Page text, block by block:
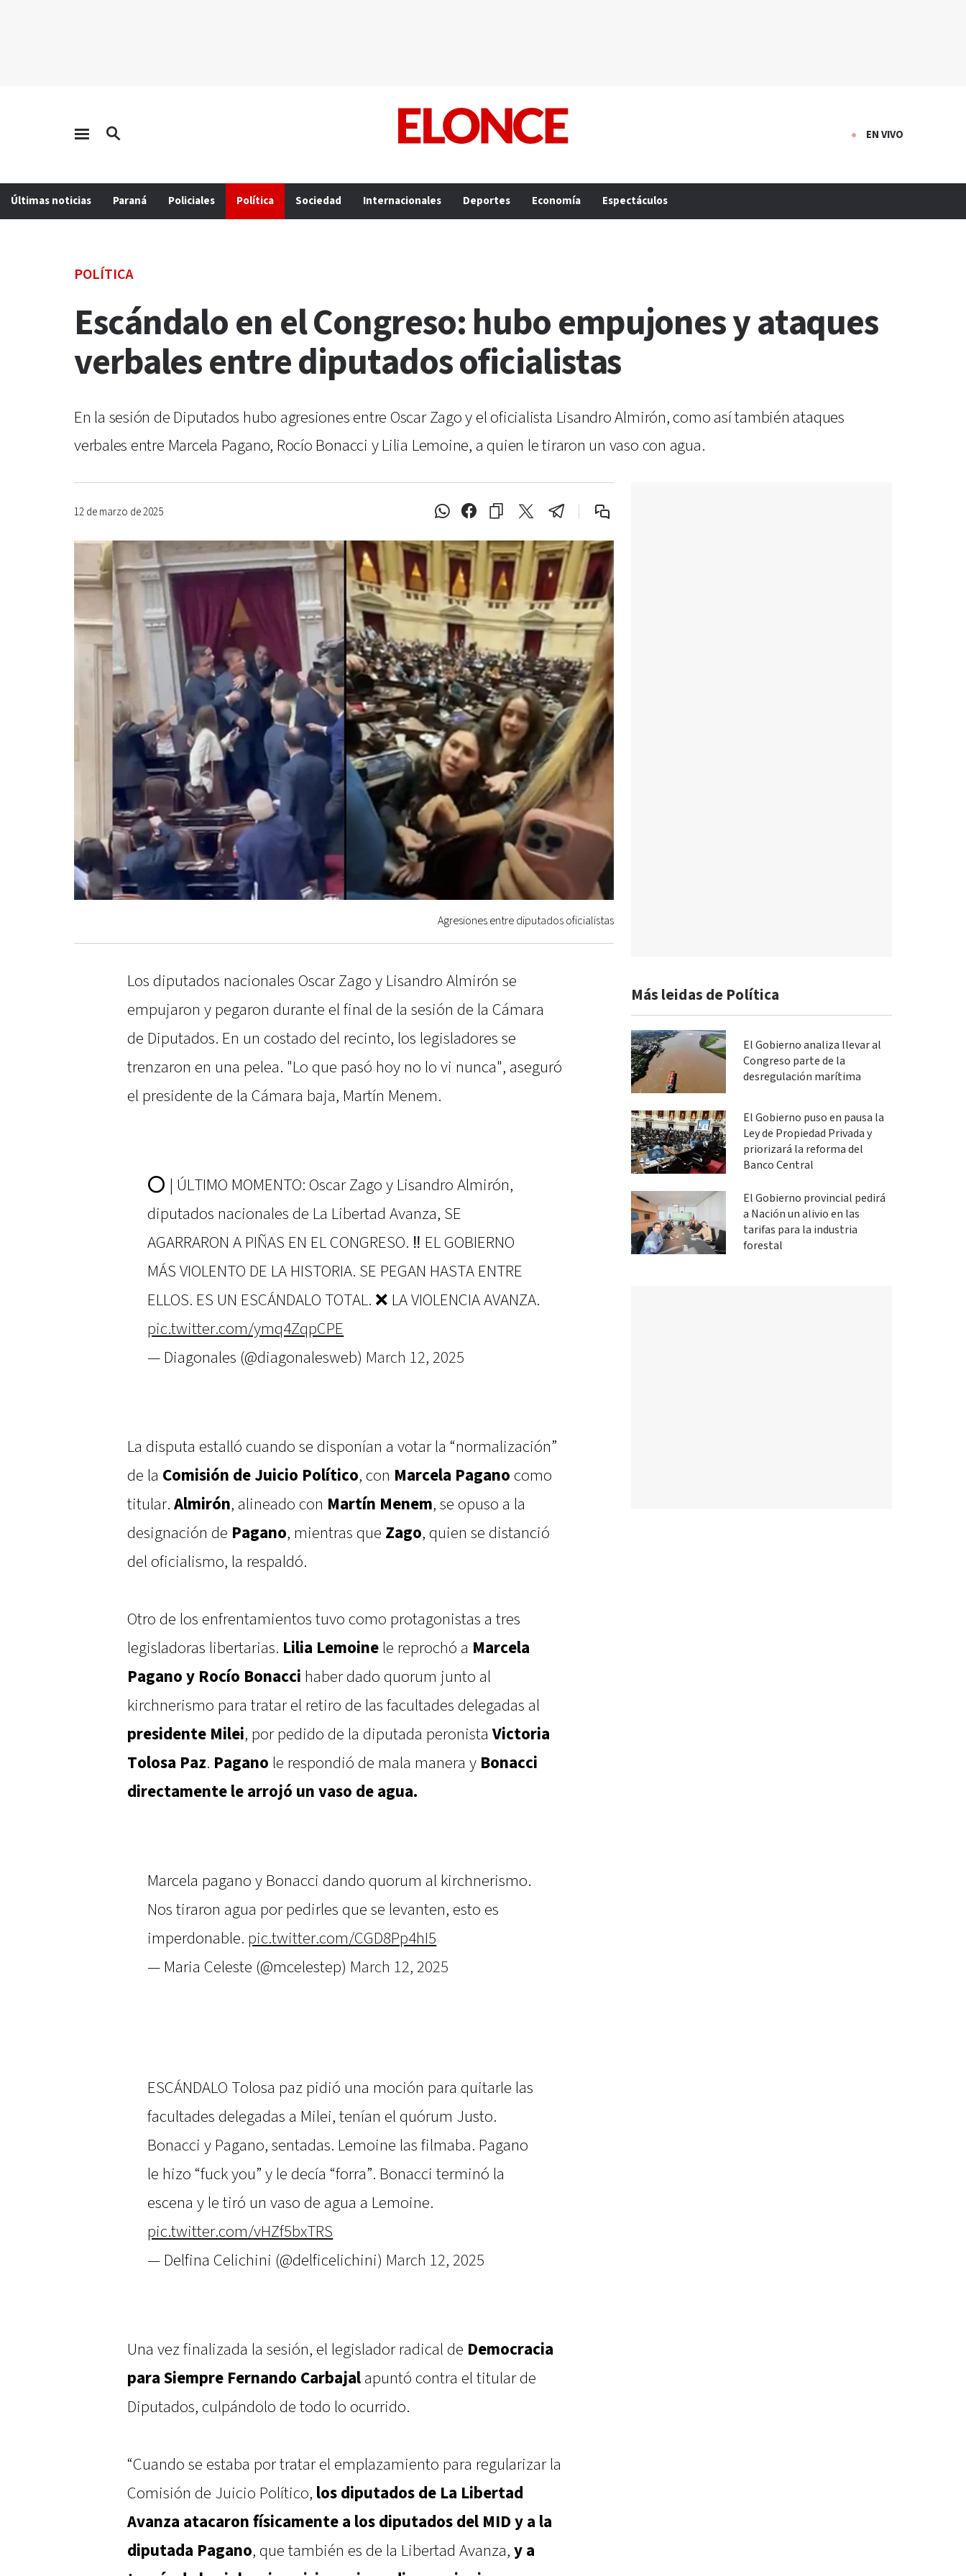
EN VIVO
Últimas noticias Paraná Policiales Política Sociedad Internacionales Deportes Economía Espectáculos
POLÍTICA
Escándalo en el Congreso: hubo empujones y ataques
verbales entre diputados oficialistas
En la sesión de Diputados hubo agresiones entre Oscar Zago y el oficialista Lisandro Almirón, como así también ataques
verbales entre Marcela Pagano, Rocío Bonacci y Lilia Lemoine, a quien le tiraron un vaso con agua.
12 de marzo de 2025
Agresiones entre diputados oficialistas
Los diputados nacionales Oscar Zago y Lisandro Almirón se
empujaron y pegaron durante el final de la sesión de la Cámara
de Diputados. En un costado del recinto, los legisladores se
trenzaron en una pelea. "Lo que pasó hoy no lo vi nunca", aseguró
el presidente de la Cámara baja, Martín Menem.
⭕️ | ÚLTIMO MOMENTO: Oscar Zago y Lisandro Almirón,
diputados nacionales de La Libertad Avanza, SE
AGARRARON A PIÑAS EN EL CONGRESO. ‼️ EL GOBIERNO
MÁS VIOLENTO DE LA HISTORIA. SE PEGAN HASTA ENTRE
ELLOS. ES UN ESCÁNDALO TOTAL. ❌ LA VIOLENCIA AVANZA.
pic.twitter.com/ymq4ZqpCPE
— Diagonales (@diagonalesweb) March 12, 2025
La disputa estalló cuando se disponían a votar la “normalización”
de la Comisión de Juicio Político, con Marcela Pagano como
titular. Almirón, alineado con Martín Menem, se opuso a la
designación de Pagano, mientras que Zago, quien se distanció
del oficialismo, la respaldó.
Otro de los enfrentamientos tuvo como protagonistas a tres
legisladoras libertarias. Lilia Lemoine le reprochó a Marcela
Pagano y Rocío Bonacci haber dado quorum junto al
kirchnerismo para tratar el retiro de las facultades delegadas al
presidente Milei, por pedido de la diputada peronista Victoria
Tolosa Paz. Pagano le respondió de mala manera y Bonacci
directamente le arrojó un vaso de agua.
Marcela pagano y Bonacci dando quorum al kirchnerismo.
Nos tiraron agua por pedirles que se levanten, esto es
imperdonable. pic.twitter.com/CGD8Pp4hI5
— Maria Celeste (@mcelestep) March 12, 2025
ESCÁNDALO Tolosa paz pidió una moción para quitarle las
facultades delegadas a Milei, tenían el quórum Justo.
Bonacci y Pagano, sentadas. Lemoine las filmaba. Pagano
le hizo “fuck you” y le decía “forra”. Bonacci terminó la
escena y le tiró un vaso de agua a Lemoine.
pic.twitter.com/vHZf5bxTRS
— Delfina Celichini (@delficelichini) March 12, 2025
Una vez finalizada la sesión, el legislador radical de Democracia
para Siempre Fernando Carbajal apuntó contra el titular de
Diputados, culpándolo de todo lo ocurrido.
“Cuando se estaba por tratar el emplazamiento para regularizar la
Comisión de Juicio Político, los diputados de La Libertad
Avanza atacaron físicamente a los diputados del MID y a la
diputada Pagano, que también es de la Libertad Avanza, y a
Más leidas de Política
El Gobierno analiza llevar al
Congreso parte de la
desregulación marítima
El Gobierno puso en pausa la
Ley de Propiedad Privada y
priorizará la reforma del
Banco Central
El Gobierno provincial pedirá
a Nación un alivio en las
tarifas para la industria
forestal